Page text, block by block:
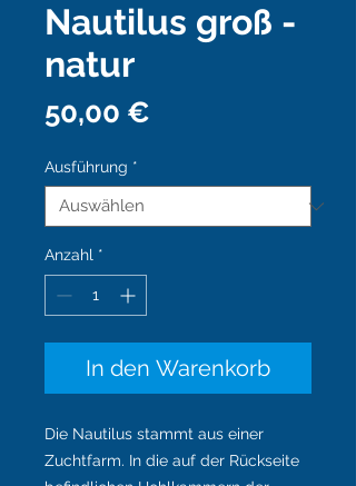
Nautilus groß -
natur
50,00 €
Ausführung *
Anzahl *
In den Warenkorb
Die Nautilus stammt aus einer
Zuchtfarm. In die auf der Rückseite